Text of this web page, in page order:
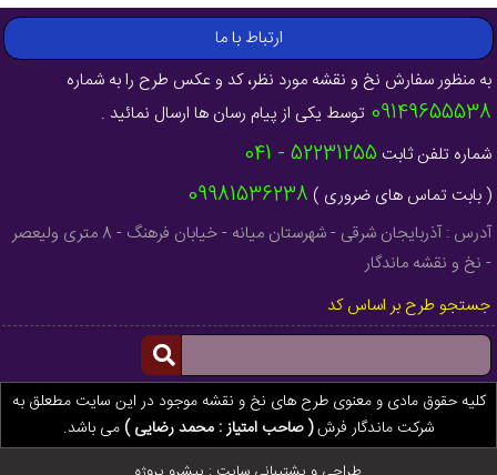
ارتباط با ما
به منظور سفارش نخ و نقشه مورد نظر، کد و عکس طرح را به شماره
09149655538 توسط یکی از پیام رسان ها ارسال نمائید .
شماره تلفن ثابت 52231255 - 041
( بابت تماس های ضروری ) 09981536238
آدرس : آذربایجان شرقی - شهرستان میانه - خیابان فرهنگ - 8 متری ولیعصر
- نخ و نقشه ماندگار
جستجو طرح بر اساس کد
کلیه حقوق مادی و معنوی طرح های نخ و نقشه موجود در این سایت مطعلق به
شرکت ماندگار فرش( صاحب امتیاز : محمد رضایی )می باشد.